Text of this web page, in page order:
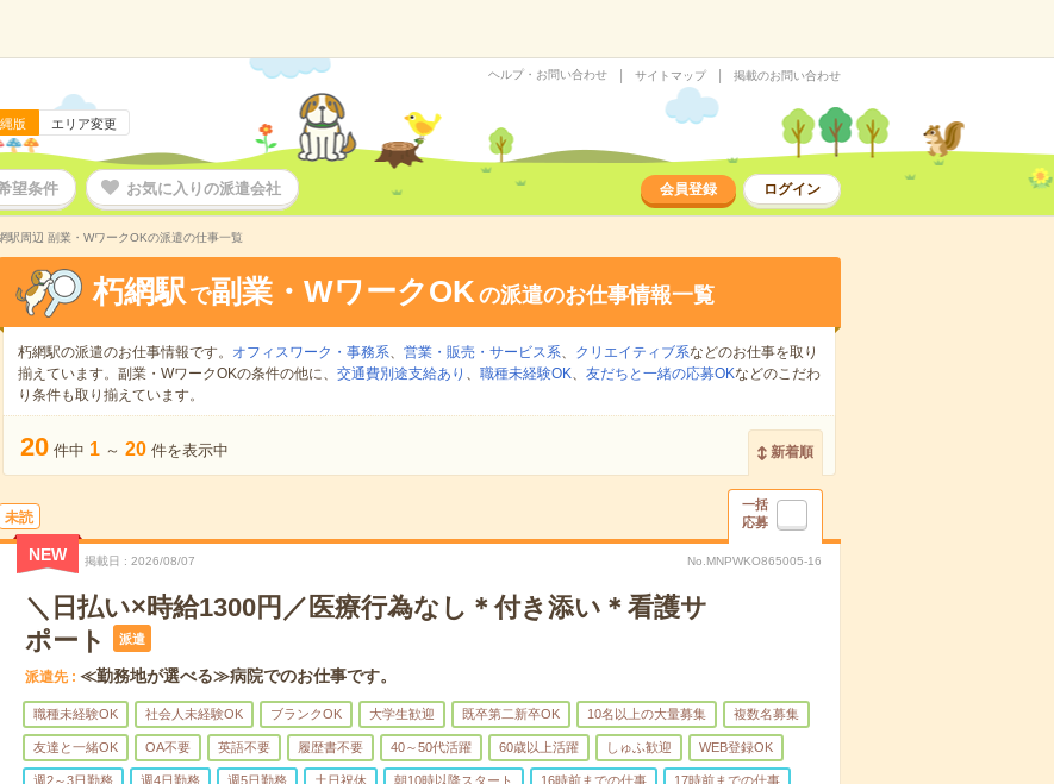
版 エリア変更
ヘルプ・お問い合わせ サイトマップ 掲載のお問い合わせ
望条件 お気に入りの派遣会社 会員登録 ログイン
駅周辺 副業・WワークOKの派遣の仕事一覧
朽網駅 で副業・WワークOKの派遣のお仕事情報一覧
朽網駅の派遣のお仕事情報です。 オフィスワーク・事務系、 営業・販売・サービス系、 クリエイティブ系などのお仕事を取り
揃えています。副業・WワークOKの条件の他に、 交通費別途支給あり 、 職種未経験OK、 友だちと一緒の応募OKなどのこだわ
り条件も取り揃えています。
20 件中 1 ～ 20 件を表示中 新着順
未読
一括
応募
NEW 掲載日 2026/08/07 No.MNPWKO865005-16
＼日払い×時給1300円／医療行為なし＊付き添い＊看護サ
ポート
派遣
派遣先 ≪勤務地が選べる≫病院でのお仕事です。
職種未経験OK 社会人未経験OK ブランクOK 大学生歓迎 既卒第二新卒OK 10名以上の大量募集 複数名募集
友達と一緒OK OA不要 英語不要 履歴書不要 40～50代活躍 60歳以上活躍 しゅふ歓迎 WEB登録OK
週2～3日勤務 週4日勤務 週5日勤務 土日祝休 朝10時以降スタート 16時前までの仕事 17時前までの仕事